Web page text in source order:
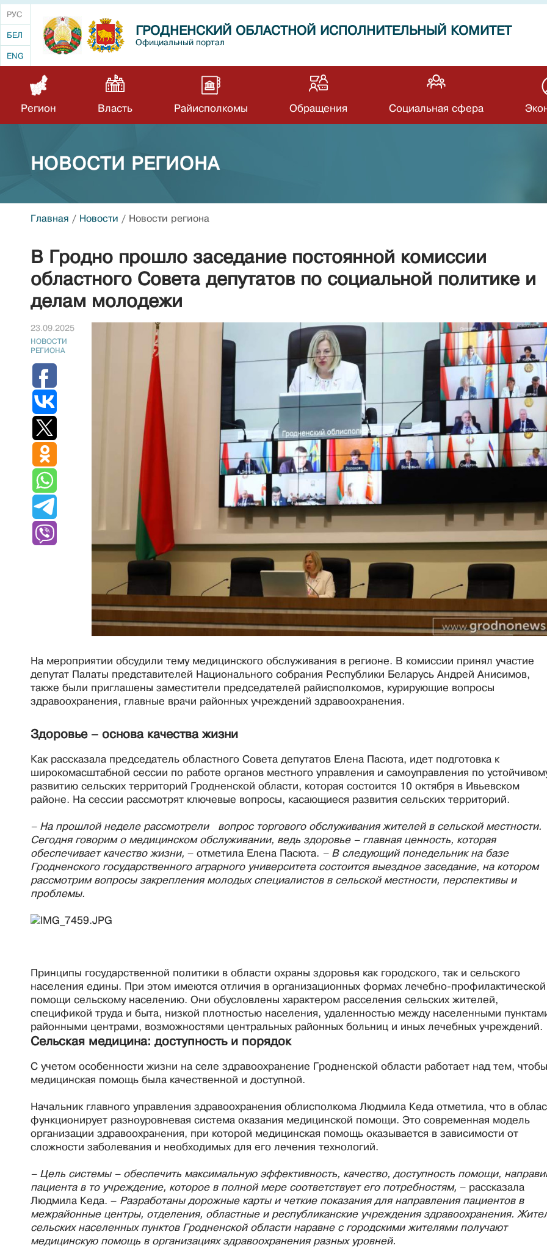
РУС
БЕЛ
ENG
ГРОДНЕНСКИЙ ОБЛАСТНОЙ ИСПОЛНИТЕЛЬНЫЙ КОМИТЕТ
Официальный портал
Регион Власть Райисполкомы Обращения Социальная сфера
НОВОСТИ РЕГИОНА
Главная / Новости / Новости региона
В Гродно прошло заседание постоянной комиссии
областного Совета депутатов по социальной политике и
делам молодежи
23.09.2025
НОВОСТИ
РЕГИОНА
На мероприятии обсудили тему медицинского обслуживания в регионе. В комиссии принял участие
депутат Палаты представителей Национального собрания Республики Беларусь Андрей Анисимов,
также были приглашены заместители председателей райисполкомов, курирующие вопросы
здравоохранения, главные врачи районных учреждений здравоохранения.
Здоровье – основа качества жизни
Как рассказала председатель областного Совета депутатов Елена Пасюта, идет подготовка к
широкомасштабной сессии по работе органов местного управления и самоуправления по
развитию сельских территорий Гродненской области, которая состоится 10 октября в Ивьевском
районе. На сессии рассмотрят ключевые вопросы, касающиеся развития сельских территорий.
– На прошлой неделе рассмотрели вопрос торгового обслуживания жителей в сельской местности.
Сегодня говорим о медицинском обслуживании, ведь здоровье – главная ценность, которая
обеспечивает качество жизни, – отметила Елена Пасюта. – В следующий понедельник на базе
Гродненского государственного аграрного университета состоится выездное заседание, на котором
рассмотрим вопросы закрепления молодых специалистов в сельской местности, перспективы и
проблемы.
Принципы государственной политики в области охраны здоровья как городского, так и сельского
населения едины. При этом имеются отличия в организационных формах лечебно-профилактической
помощи сельскому населению. Они обусловлены характером расселения сельских жителей,
спецификой труда и быта, низкой плотностью населения, удаленностью между населенными
районными центрами, возможностями центральных районных больниц и иных лечебных учреждений.
Сельская медицина: доступность и порядок
С учетом особенности жизни на селе здравоохранение Гродненской области работает над тем, чтобы
медицинская помощь была качественной и доступной.
Начальник главного управления здравоохранения облисполкома Людмила Кеда отметила, что в
функционирует разноуровневая система оказания медицинской помощи. Это современная модель
организации здравоохранения, при которой медицинская помощь оказывается в зависимости от
сложности заболевания и необходимых для его лечения технологий.
– Цель системы – обеспечить максимальную эффективность, качество, доступность помощи,
пациента в то учреждение, которое в полной мере соответствует его потребностям, – рассказала
Людмила Кеда. – Разработаны дорожные карты и четкие показания для направления пациентов в
межрайонные центры, отделения, областные и республиканские учреждения здравоохранения.
сельских населенных пунктов Гродненской области наравне с городскими жителями получают
медицинскую помощь в организациях здравоохранения разных уровней.